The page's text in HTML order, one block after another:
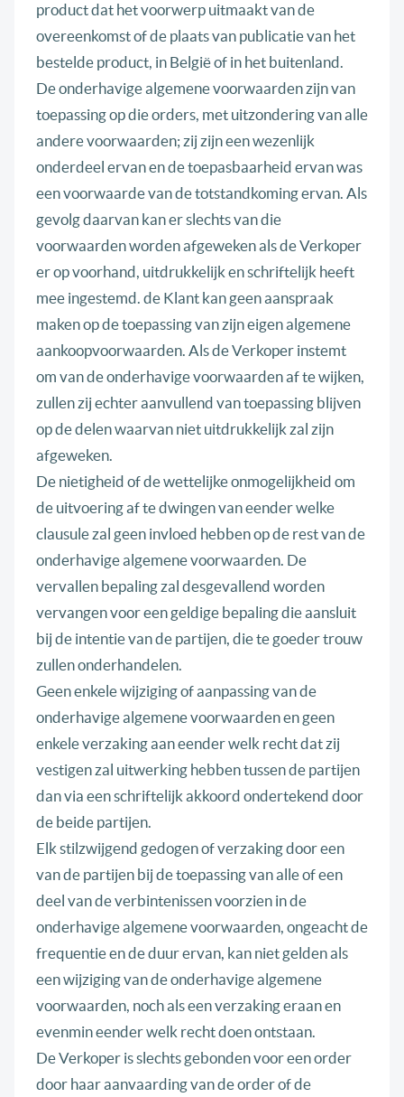
product dat het voorwerp uitmaakt van de
overeenkomst of de plaats van publicatie van het
bestelde product, in België of in het buitenland.
De onderhavige algemene voorwaarden zijn van
toepassing op die orders, met uitzondering van alle
andere voorwaarden; zij zijn een wezenlijk
onderdeel ervan en de toepasbaarheid ervan was
een voorwaarde van de totstandkoming ervan. Als
gevolg daarvan kan er slechts van die
voorwaarden worden afgeweken als de Verkoper
er op voorhand, uitdrukkelijk en schriftelijk heeft
mee ingestemd. de Klant kan geen aanspraak
maken op de toepassing van zijn eigen algemene
aankoopvoorwaarden. Als de Verkoper instemt
om van de onderhavige voorwaarden af te wijken,
zullen zij echter aanvullend van toepassing blijven
op de delen waarvan niet uitdrukkelijk zal zijn
afgeweken.
De nietigheid of de wettelijke onmogelijkheid om
de uitvoering af te dwingen van eender welke
clausule zal geen invloed hebben op de rest van de
onderhavige algemene voorwaarden. De
vervallen bepaling zal desgevallend worden
vervangen voor een geldige bepaling die aansluit
bij de intentie van de partijen, die te goeder trouw
zullen onderhandelen.
Geen enkele wijziging of aanpassing van de
onderhavige algemene voorwaarden en geen
enkele verzaking aan eender welk recht dat zij
vestigen zal uitwerking hebben tussen de partijen
dan via een schriftelijk akkoord ondertekend door
de beide partijen.
Elk stilzwijgend gedogen of verzaking door een
van de partijen bij de toepassing van alle of een
deel van de verbintenissen voorzien in de
onderhavige algemene voorwaarden, ongeacht de
frequentie en de duur ervan, kan niet gelden als
een wijziging van de onderhavige algemene
voorwaarden, noch als een verzaking eraan en
evenmin eender welk recht doen ontstaan.
De Verkoper is slechts gebonden voor een order
door haar aanvaarding van de order of de